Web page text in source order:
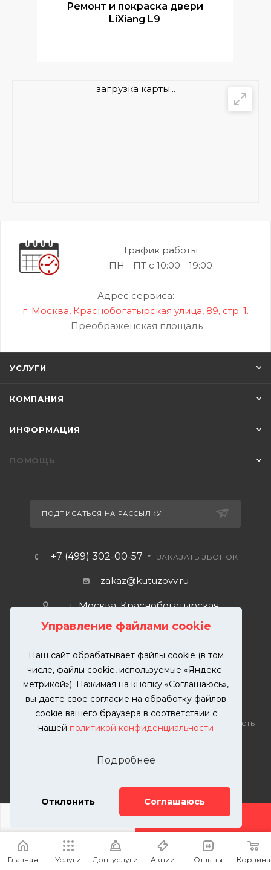
Управление файлами cookie
Наш сайт обрабатывает файлы cookie (в том
числе, файлы cookie, используемые «Яндекс-
метрикой»). Нажимая на кнопку «Соглашаюсь»,
вы даете свое согласие на обработку файлов
cookie вашего браузера в соответствии с
нашей политикой конфиденциальности
Подробнее
Отклонить Соглашаюсь
ДОБАВИТЬ УСЛУГУ
Ремонт и покраска двери
LiXiang L9
загрузка карты...
График работы
ПН - ПТ с 10:00 - 19:00
Адрес сервиса:
г. Москва, Краснобогатырская улица, 89, стр. 1.
Преображенская площадь
УСЛУГИ
КОМПАНИЯ
ИНФОРМАЦИЯ
ПОМОЩЬ
ПОДПИСАТЬСЯ НА РАССЫЛКУ
+7 (499) 302-00-57 ЗАКАЗАТЬ ЗВОНОК
zakaz@kutuzovv.ru
г. Москва, Краснобогатырская
2026 © KUTUZOVV | Кузовной ремонт и покраска
автомобилей. Вся информация на сайте – собственность
разрешения запрещена. Все права защищены.
Телефон: 8(499)-302-00-57
Главная Услуги Доп. услуги Акции Отзывы Корзина